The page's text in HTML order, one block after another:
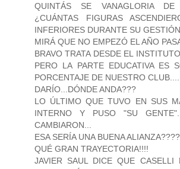
QUINTÁS SE VANAGLORIA DE
¿CUÁNTAS FIGURAS
INFERIORES DURANTE SU
MIRÁ QUE NO EMPEZÓ EL AÑO
BRAVO TRATA DESDE EL
PERO LA PARTE EDUCATIVA ES
PORCENTAJE DE NUESTRO CLUB....
DARÍO...DÓNDE ANDA???
LO ÚLTIMO QUE TUVO EN SUS
INTERNO Y PUSO "SU
CAMBIARON...
ESA SERÍA UNA BUENA ALIANZA????
QUÉ GRAN TRAYECTORIA!!!!
JAVIER SAUL DICE QUE